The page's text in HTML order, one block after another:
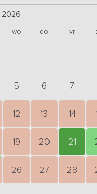
wo do vr
5 6 7
12 13 14
19 20 21
26 27 28